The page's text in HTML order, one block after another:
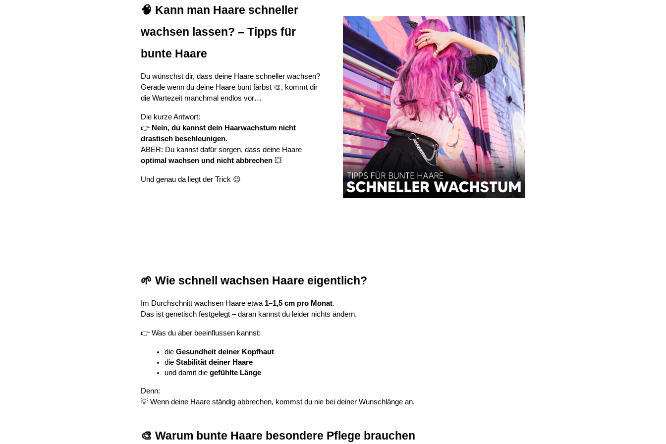
🧠 Kann man Haare schneller
wachsen lassen? – Tipps für
bunte Haare
Du wünschst dir, dass deine Haare schneller wachsen?
Gerade wenn du deine Haare bunt färbst 🎨, kommt dir
die Wartezeit manchmal endlos vor…
Die kurze Antwort:
👉 Nein, du kannst dein Haarwachstum nicht
drastisch beschleunigen.
optimal wachsen und nicht abbrechen 💥
Und genau da liegt der Trick 😉
🌱 Wie schnell wachsen Haare eigentlich?
Im Durchschnitt wachsen Haare etwa 1–1,5 cm pro Monat.
Das ist genetisch festgelegt – daran kannst du leider nichts ändern.
👉 Was du aber beeinflussen kannst:
die Gesundheit deiner Kopfhaut
die Stabilität deiner Haare
und damit die gefühlte Länge
Denn:
💡 Wenn deine Haare ständig abbrechen, kommst du nie bei deiner Wunschlänge an.
🎨 Warum bunte Haare besondere Pflege brauchen